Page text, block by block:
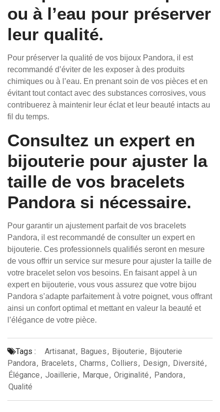
ou à l’eau pour préserver
leur qualité.
Pour préserver la qualité de vos bijoux Pandora, il est
recommandé d’éviter de les exposer à des produits
chimiques ou à l’eau. En prenant soin de vos pièces et en
évitant tout contact avec des substances corrosives, vous
contribuerez à maintenir leur éclat et leur beauté intacts au
fil du temps.
Consultez un expert en
bijouterie pour ajuster la
taille de vos bracelets
Pandora si nécessaire.
Pour garantir un ajustement parfait de vos bracelets
Pandora, il est recommandé de consulter un expert en
bijouterie. Ces professionnels qualifiés seront en mesure
de vous offrir un service sur mesure pour ajuster la taille de
votre bracelet selon vos besoins. En faisant appel à un
expert en bijouterie, vous vous assurez que votre bijou
Pandora s’adapte parfaitement à votre poignet, vous offrant
ainsi un confort optimal et mettant en valeur la beauté et
l’élégance de votre pièce.
Tags : Artisanat, Bagues, Bijouterie, Bijouterie
Pandora, Bracelets, Charms, Colliers, Design, Diversité,
Élégance, Joaillerie, Marque, Originalité, Pandora,
Qualité